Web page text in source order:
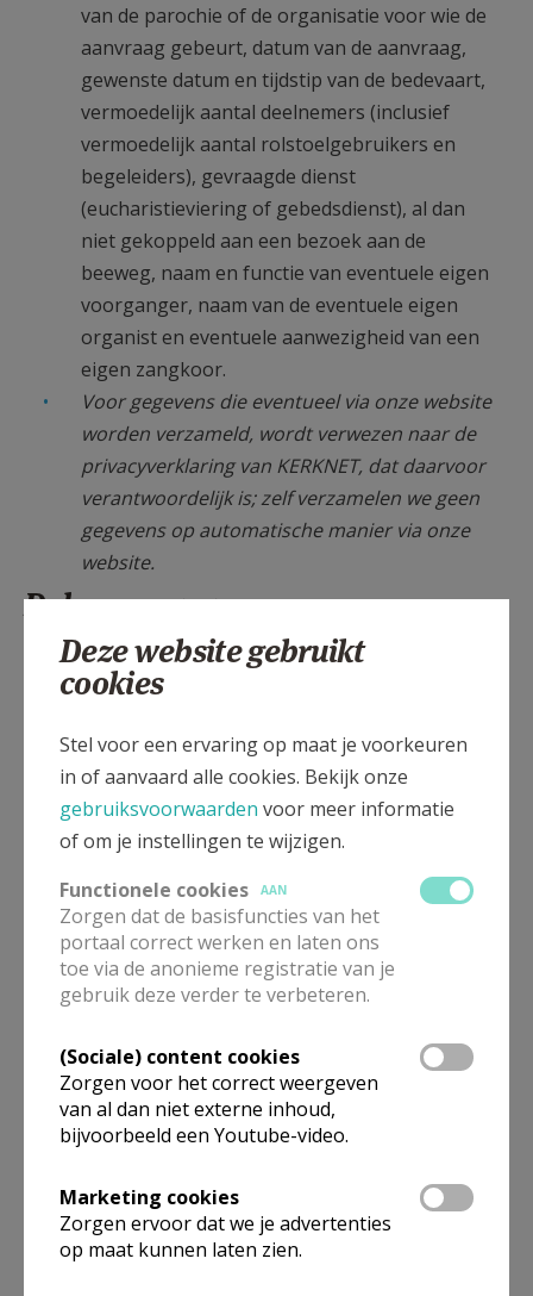
van de parochie of de organisatie voor wie de
aanvraag gebeurt, datum van de aanvraag,
gewenste datum en tijdstip van de bedevaart,
vermoedelijk aantal deelnemers (inclusief
vermoedelijk aantal rolstoelgebruikers en
begeleiders), gevraagde dienst
(eucharistieviering of gebedsdienst), al dan
niet gekoppeld aan een bezoek aan de
beeweg, naam en functie van eventuele eigen
voorganger, naam van de eventuele eigen
organist en eventuele aanwezigheid van een
eigen zangkoor.
Voor gegevens die eventueel via onze website
worden verzameld, wordt verwezen naar de
privacyverklaring van KERKNET, dat daarvoor
verantwoordelijk is; zelf verzamelen we geen
gegevens op automatische manier via onze
website.
Delen van gegevens
Persoonsgegevens worden nooit aan derden
bezorgd, ook niet wanneer daarom wordt verzocht.
de gegevens die nodig zijn om een aanvraag
(of verlenging) van een abonnement op Kerk
& Leven mogelijk te maken worden bezorgd
aan uitgeverij Halewijn
de gegevens die nodig zijn om een inschrijving
voor een door het bisdom georganiseerde
activiteit (onder meer voor de
vormselcatechese) mee te maken worden
bezorgd aan de verantwoordelijken voor die
activiteit bij het bisdom
de gegevens die nodig zijn om een voor de
parochie door derden georganiseerde
eerste communievoorbereiding te laten
plaatsvinden, worden bezorgd aan de
verantwoordelijken voor deze activiteit
Deze website gebruikt
cookies
Stel voor een ervaring op maat je voorkeuren
in of aanvaard alle cookies. Bekijk onze
gebruiksvoorwaarden voor meer informatie
of om je instellingen te wijzigen.
Functionele cookies
AAN
Zorgen dat de basisfuncties van het
portaal correct werken en laten ons
toe via de anonieme registratie van je
gebruik deze verder te verbeteren.
(Sociale) content cookies
Zorgen voor het correct weergeven
van al dan niet externe inhoud,
bijvoorbeeld een Youtube-video.
Marketing cookies
Zorgen ervoor dat we je advertenties
op maat kunnen laten zien.